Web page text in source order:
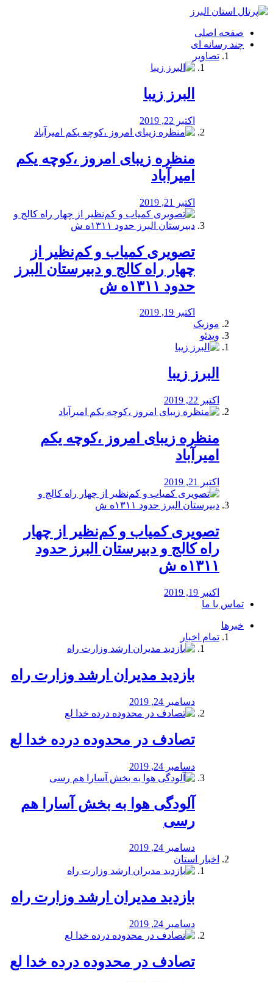
فصد
شرق
تهران
خشکشویی
صفحه اصلی
چند رسانه ای
تصاویر
البرز زیبا
اکتبر 22, 2019
منظره‌‌ زیبای امروز ،کوچه یکم
امیرآباد
اکتبر 21, 2019
️تصویری کمیاب و کم‌نظیر از
چهار راه كالج و دبيرستان البرز
حدود ۱۳۱۱ه ش
اکتبر 19, 2019
موزیک
ویدئو
البرز زیبا
اکتبر 22, 2019
منظره‌‌ زیبای امروز ،کوچه یکم
امیرآباد
اکتبر 21, 2019
️تصویری کمیاب و کم‌نظیر از چهار
راه كالج و دبيرستان البرز حدود
۱۳۱۱ه ش
اکتبر 19, 2019
تماس با ما
خبرها
تمام اخبار
بازدید مدیران ارشد وزارت راه
دسامبر 24, 2019
تصادف در محدوده درده خدا لع
دسامبر 24, 2019
آلودگی هوا به بخش آسارا هم
رسی
دسامبر 24, 2019
اخبار استان
بازدید مدیران ارشد وزارت راه
دسامبر 24, 2019
تصادف در محدوده درده خدا لع